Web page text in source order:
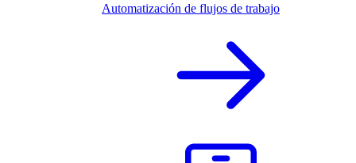
Automatización de flujos de trabajo